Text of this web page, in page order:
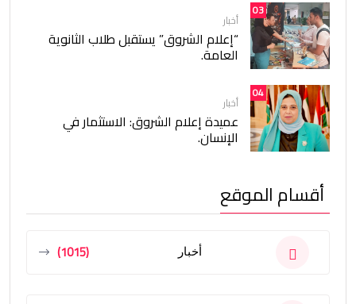
03
أخبار
“إعلام الشروق” يستقبل طلاب الثانوية
العامة.
04
أخبار
عميدة إعلام الشروق: الاستثمار في
الإنسان.
أقسام الموقع
أخبار (1015)